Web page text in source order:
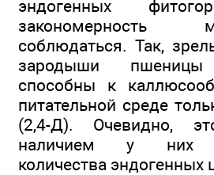
эндогенных
соблюдаться. Так,
зародыши
способны к
питательной среде
(2,4-Д). Очевидно,
наличием у них
количества эндогенных